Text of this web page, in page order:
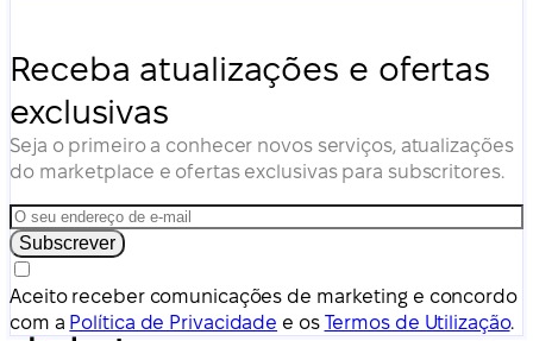
Receba atualizações e ofertas
exclusivas
Seja o primeiro a conhecer novos serviços, atualizações
do marketplace e ofertas exclusivas para subscritores.
Subscrever
Aceito receber comunicações de marketing e concordo
com a Política de Privacidade e os Termos de Utilização.